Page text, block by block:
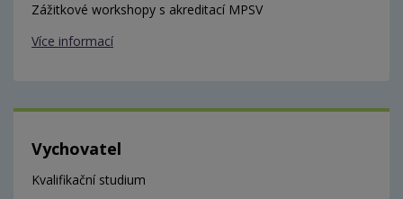
Zážitkové workshopy s akreditací MPSV
Více informací
Vychovatel
Kvalifikační studium